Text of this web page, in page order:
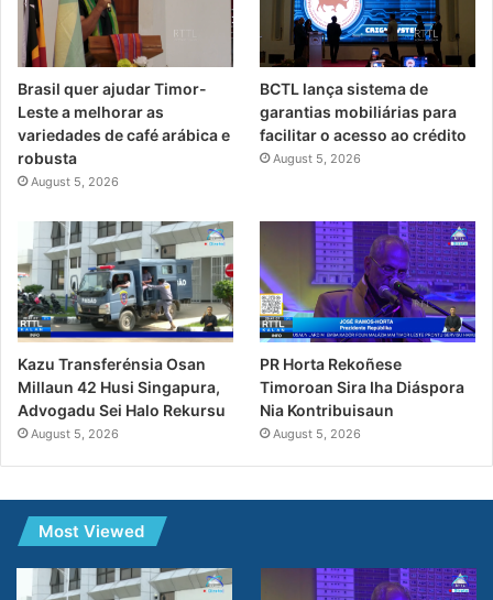
Brasil quer ajudar Timor-
Leste a melhorar as
variedades de café arábica e
robusta
August 5, 2026
BCTL lança sistema de
garantias mobiliárias para
facilitar o acesso ao crédito
August 5, 2026
Kazu Transferénsia Osan
Millaun 42 Husi Singapura,
Advogadu Sei Halo Rekursu
August 5, 2026
PR Horta Rekoñese
Timoroan Sira Iha Diáspora
Nia Kontribuisaun
August 5, 2026
Most Viewed